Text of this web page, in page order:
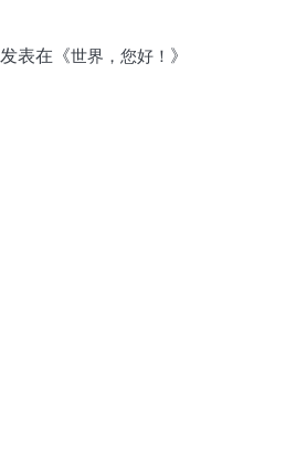
发表在《世界，您好！ 》